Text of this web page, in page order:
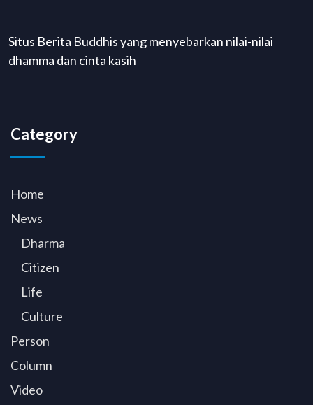
Situs Berita Buddhis yang menyebarkan nilai-nilai
dhamma dan cinta kasih
Category
Home
News
Dharma
Citizen
Life
Culture
Person
Column
Video